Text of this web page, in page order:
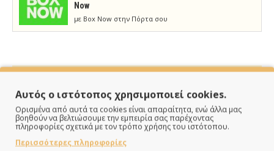
Now
με Box Now στην Πόρτα σου
ΠΑΡΑΔΙΔΟΥΜΕ ΓΡΗΓΟΡΑ
Άμεση αποστολή της παραγγελίας σου σε 1 - 2 εργάσιμες
ημέρες
Αυτός ο ιστότοπος χρησιμοποιεί cookies.
Ορισμένα από αυτά τα cookies είναι απαραίτητα, ενώ άλλα μας
βοηθούν να βελτιώσουμε την εμπειρία σας παρέχοντας
πληροφορίες σχετικά με τον τρόπο χρήσης του ιστότοπου.
Περισσότερες πληροφορίες